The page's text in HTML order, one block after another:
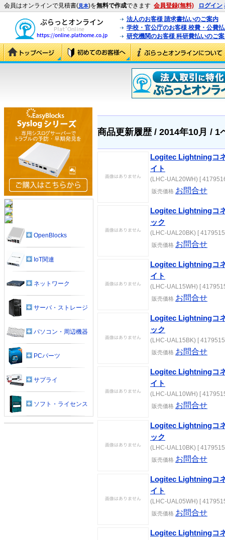
会員はオンラインで見積書(見本)を無料で作成できます 会員登録(無料) ログイン
法人のお客様 請求書払いのご案内
学校・官公庁のお客様 校費・公費
研究機関のお客様 科研費払いのご
商品更新履歴 / 2014年10月 / 1
Logitec Lightningコ
イト
(LHC-UAL20WH) [
販売価格 お問合せ
Logitec Lightningコ
ック
(LHC-UAL20BK) [
販売価格 お問合せ
Logitec Lightningコ
イト
(LHC-UAL15WH) [
販売価格 お問合せ
Logitec Lightningコ
ック
(LHC-UAL15BK) [
販売価格 お問合せ
Logitec Lightningコ
イト
(LHC-UAL10WH) [
販売価格 お問合せ
Logitec Lightningコ
ック
(LHC-UAL10BK) [
販売価格 お問合せ
Logitec Lightningコ
イト
(LHC-UAL05WH) [
販売価格 お問合せ
Logitec Lightningコ
OpenBlocks
IoT関連
ネットワーク
サーバ・ストレージ
パソコン・周辺機器
PCパーツ
サプライ
ソフト・ライセンス